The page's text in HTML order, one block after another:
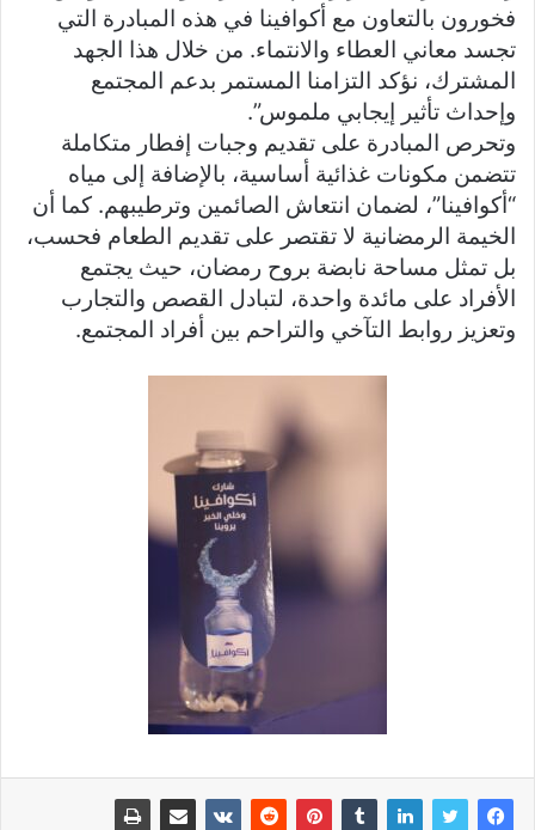
فخورون بالتعاون مع أكوافينا في هذه المبادرة التي
تجسد معاني العطاء والانتماء. من خلال هذا الجهد
المشترك، نؤكد التزامنا المستمر بدعم المجتمع
وإحداث تأثير إيجابي ملموس”.
وتحرص المبادرة على تقديم وجبات إفطار متكاملة
تتضمن مكونات غذائية أساسية، بالإضافة إلى مياه
“أكوافينا”، لضمان انتعاش الصائمين وترطيبهم. كما أن
الخيمة الرمضانية لا تقتصر على تقديم الطعام فحسب،
بل تمثل مساحة نابضة بروح رمضان، حيث يجتمع
الأفراد على مائدة واحدة، لتبادل القصص والتجارب
وتعزيز روابط التآخي والتراحم بين أفراد المجتمع.